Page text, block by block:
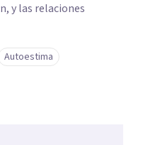
y las relaciones
Autoestima